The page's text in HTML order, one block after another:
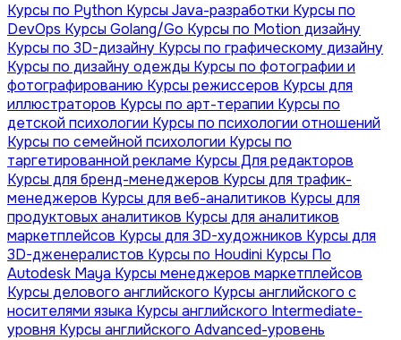
Курсы по Python Курсы Java-разработки Курсы по
DevOps Курсы Golang/Go Курсы по Motion дизайну
Курсы по 3D-дизайну Курсы по графическому дизайну
Курсы по дизайну одежды Курсы по фотографии и
фотографированию Курсы режиссеров Курсы для
иллюстраторов Курсы по арт-терапии Курсы по
детской психологии Курсы по психологии отношений
Курсы по семейной психологии Курсы по
таргетированной рекламе Курсы Для редакторов
Курсы для бренд-менеджеров Курсы для трафик-
менеджеров Курсы для веб-аналитиков Курсы для
продуктовых аналитиков Курсы для аналитиков
маркетплейсов Курсы для 3D-художников Курсы для
3D-дженералистов Курсы по Houdini Курсы По
Autodesk Maya Курсы менеджеров маркетплейсов
Курсы делового английского Курсы английского с
носителями языка Курсы английского Intermediate-
уровня Курсы английского Advanced-уровень